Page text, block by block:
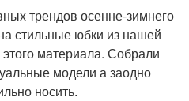
трендов осенне-зимнего
стильные юбки из нашей
материала. Собрали
модели а заодно
носить.